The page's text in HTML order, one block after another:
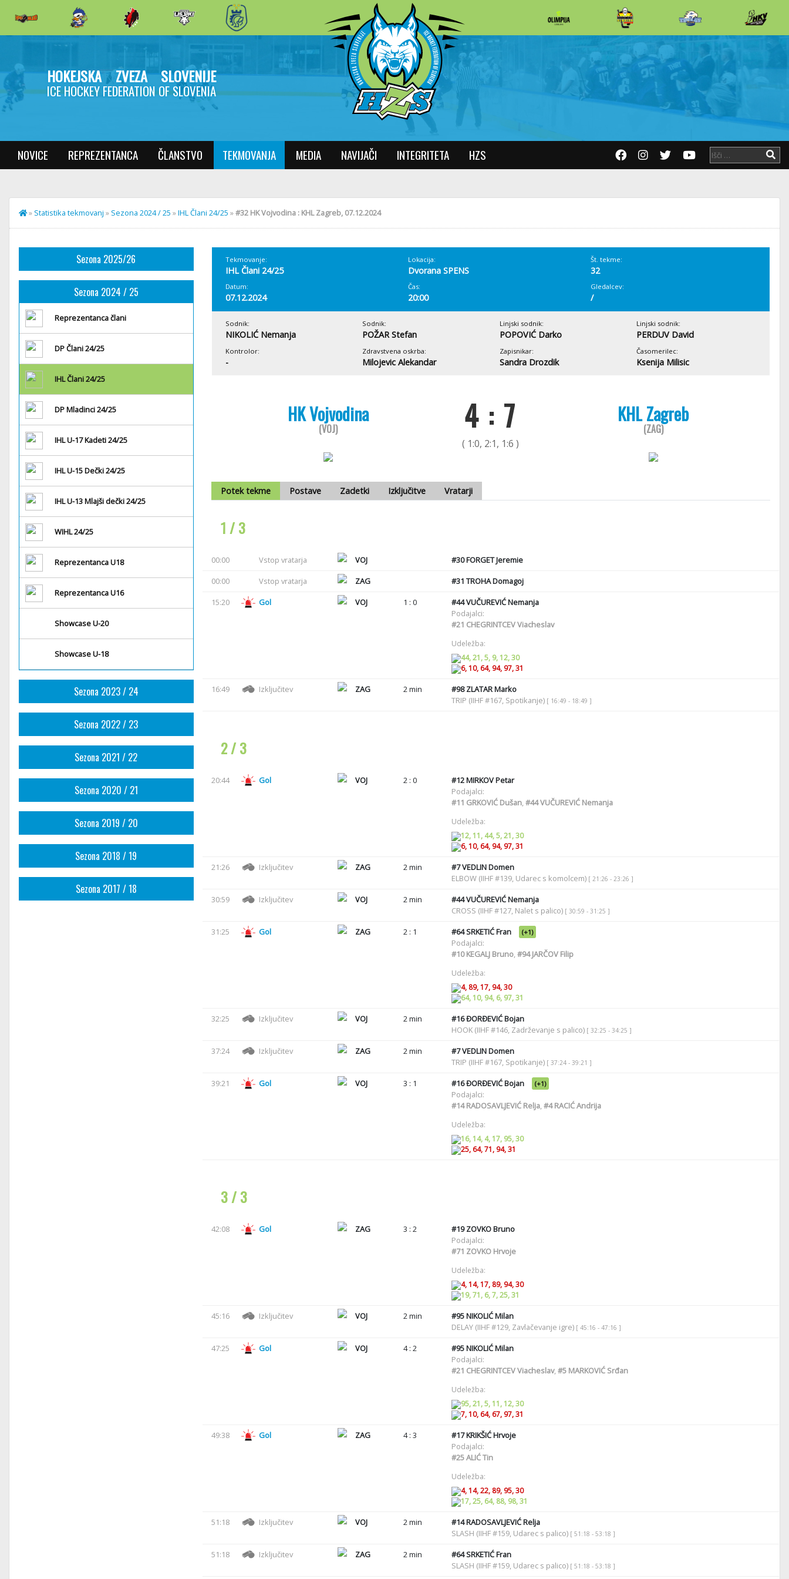
HOKEJSKA ZVEZA SLOVENIJE
ICE HOCKEY FEDERATION OF SLOVENIA
NOVICE REPREZENTANCA ČLANSTVO TEKMOVANJA MEDIA NAVIJAČI INTEGRITETA HZS
» Statistika tekmovanj » Sezona 2024 / 25 »IHL Člani 24/25 »#32 HK Vojvodina : KHL Zagreb, 07.12.2024
Sezona 2025/26
Sezona 2024 / 25
Reprezentanca člani
DP Člani 24/25
IHL Člani 24/25
DP Mladinci 24/25
IHL U-17 Kadeti 24/25
IHL U-15 Dečki 24/25
IHL U-13 Mlajši dečki 24/25
WIHL 24/25
Reprezentanca U18
Reprezentanca U16
Showcase U-20
Showcase U-18
Sezona 2023 / 24
Sezona 2022 / 23
Sezona 2021 / 22
Sezona 2020 / 21
Sezona 2019 / 20
Sezona 2018 / 19
Sezona 2017 / 18
Tekmovanje:
IHL Člani 24/25
Lokacija:
Dvorana SPENS
Št. tekme:
32
Datum:
07.12.2024
Čas:
20:00
Gledalcev:
/
Sodnik:
NIKOLIĆ Nemanja
Sodnik:
POŽAR Stefan
Linjski sodnik:
POPOVIĆ Darko
Linjski sodnik:
PERDUV David
Kontrolor:
-
Zdravstvena oskrba:
Milojevic Alekandar
Zapisnikar:
Sandra Drozdik
Časomerilec:
Ksenija Milisic
HK Vojvodina
(VOJ) 4 : 7
( 1:0, 2:1, 1:6 )
KHL Zagreb
(ZAG)
Potek tekme Postave Zadetki Izključitve Vratarji
1 / 3
00:00 Vstop vratarja VOJ #30FORGET Jeremie
00:00
Vstop vratarja ZAG #31 TROHA Domagoj
15:20
Gol VOJ 1 : 0 #44VUČUREVIĆ Nemanja
Podajalci:
#21 CHEGRINTCEV Viacheslav
Udeležba:
44, 21, 5, 9, 12, 30
6, 10, 64, 94, 97, 31
16:49 Izključitev ZAG 2 min #98ZLATAR Marko
TRIP (IIHF #167, Spotikanje) [ 16:49 - 18:49 ]
2 / 3
20:44 Gol VOJ 2 : 0 #12MIRKOV Petar
Podajalci:
#11 GRKOVIĆ Dušan,#44VUČUREVIĆ Nemanja
Udeležba:
12, 11, 44, 5, 21, 30
6, 10, 64, 94, 97, 31
21:26 Izključitev ZAG 2 min #7VEDLIN Domen
ELBOW (IIHF #139, Udarec s komolcem) [ 21:26 - 23:26 ]
30:59 Izključitev VOJ 2 min #44VUČUREVIĆ Nemanja
CROSS (IIHF #127, Nalet s palico) [ 30:59 - 31:25 ]
31:25 Gol ZAG 2 : 1 #64SRKETIĆ Fran (+1)
Podajalci:
#10KEGALJ Bruno,#94JARČOV Filip
Udeležba:
4, 89, 17, 94, 30
64, 10, 94, 6, 97, 31
32:25 Izključitev VOJ 2 min #16ĐORĐEVIĆ Bojan
HOOK (IIHF #146, Zadrževanje s palico) [ 32:25 - 34:25 ]
37:24 Izključitev ZAG 2 min #7VEDLIN Domen
TRIP (IIHF #167, Spotikanje) [ 37:24 - 39:21 ]
39:21 Gol VOJ 3 : 1 #16ĐORĐEVIĆ Bojan (+1)
Podajalci:
#14RADOSAVLJEVIĆ Relja,#4RACIĆ Andrija
Udeležba:
16, 14, 4, 17, 95, 30
25, 64, 71, 94, 31
3 / 3
42:08 Gol ZAG 3 : 2 #19ZOVKO Bruno
Podajalci:
#71 ZOVKO Hrvoje
Udeležba:
4, 14, 17, 89, 94, 30
19, 71, 6, 7, 25, 31
45:16 Izključitev VOJ 2 min #95NIKOLIĆ Milan
DELAY (IIHF #129, Zavlačevanje igre) [ 45:16 - 47:16 ]
47:25 Gol VOJ 4 : 2 #95NIKOLIĆ Milan
Podajalci:
#21 CHEGRINTCEV Viacheslav,#5MARKOVIĆ Srđan
Udeležba:
95, 21, 5, 11, 12, 30
7, 10, 64, 67, 97, 31
49:38 Gol ZAG 4 : 3 #17KRIKŠIĆ Hrvoje
Podajalci:
#25ALIĆ Tin
Udeležba:
4, 14, 22, 89, 95, 30
17, 25, 64, 88, 98, 31
51:18 Izključitev VOJ 2 min #14RADOSAVLJEVIĆ Relja
SLASH (IIHF #159, Udarec s palico) [ 51:18 - 53:18 ]
51:18 Izključitev ZAG 2 min #64SRKETIĆ Fran
SLASH (IIHF #159, Udarec s palico) [ 51:18 - 53:18 ]